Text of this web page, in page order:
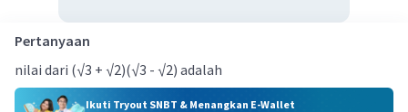
Pertanyaan
nilai dari (√3 + √2)(√3 - √2) adalah
Ikuti Tryout SNBT & Menangkan E-Wallet